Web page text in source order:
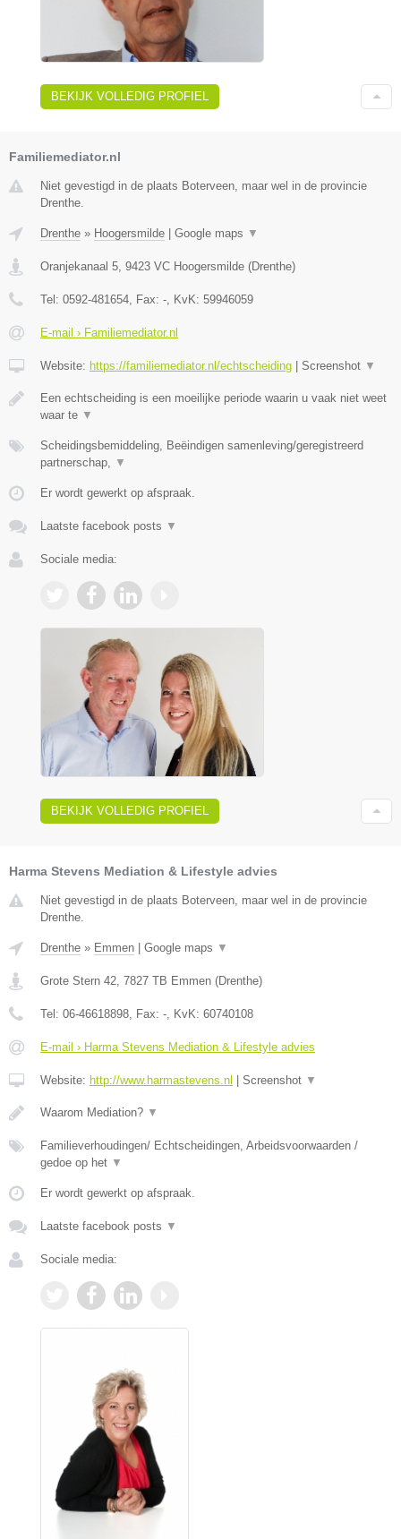
BEKIJK VOLLEDIG PROFIEL
Familiemediator.nl
Niet gevestigd in de plaats Boterveen, maar wel in de provincie
Drenthe.
Drenthe » Hoogersmilde | Google maps ▼
Oranjekanaal 5 9423 VC Hoogersmilde (Drenthe)
Tel: 0592-481654 , Fax: - , KvK: 59946059
E-mail › Familiemediator.nl
Website: https://familiemediator.nl/echtscheiding | Screenshot ▼
Een echtscheiding is een moeilijke periode waarin u vaak niet weet
waar te ▼
Scheidingsbemiddeling, Beëindigen samenleving/geregistreerd
partnerschap,
▼
Er wordt gewerkt op afspraak.
Laatste facebook posts ▼
Sociale media:
BEKIJK VOLLEDIG PROFIEL
Harma Stevens Mediation & Lifestyle advies
Niet gevestigd in de plaats Boterveen, maar wel in de provincie
Drenthe.
Drenthe » Emmen Google maps ▼
Grote Stern 42, 7827 TB Emmen (Drenthe)
Tel: 06-46618898, Fax: -, KvK: 60740108
E-mail › Harma Stevens Mediation & Lifestyle advies
Website: http://www.harmastevens.nl Screenshot ▼
Waarom Mediation? ▼
Familieverhoudingen/ Echtscheidingen, Arbeidsvoorwaarden /
gedoe op het ▼
Er wordt gewerkt op afspraak.
Laatste facebook posts ▼
Sociale media: